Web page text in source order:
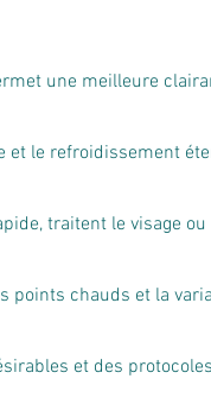
une meilleure
le refroidissement
traitent le visage
chauds et la
et des